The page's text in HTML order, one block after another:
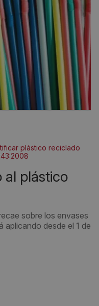
plástico reciclado
sobre los envases
aplicando desde el 1 de